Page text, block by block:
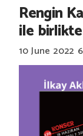
Rengin
ile
10 June 2022